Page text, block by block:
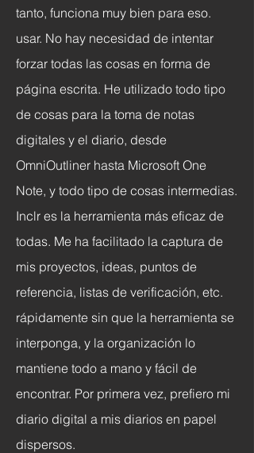
tanto, funciona muy bien para eso.
usar. No hay necesidad de intentar
forzar todas las cosas en forma de
página escrita. He utilizado todo tipo
de cosas para la toma de notas
digitales y el diario, desde
OmniOutliner hasta Microsoft One
Note, y todo tipo de cosas intermedias.
Inclr es la herramienta más eficaz de
todas. Me ha facilitado la captura de
mis proyectos, ideas, puntos de
referencia, listas de verificación, etc.
rápidamente sin que la herramienta se
interponga, y la organización lo
mantiene todo a mano y fácil de
encontrar. Por primera vez, prefiero mi
diario digital a mis diarios en papel
dispersos.